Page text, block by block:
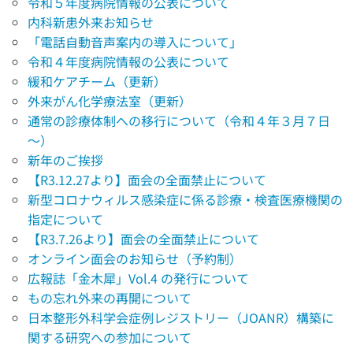
内科新患外来お知らせ
「電話自動音声案内の導入について」
令和４年度病院情報の公表について
緩和ケアチーム（更新）
外来がん化学療法室（更新）
通常の診療体制への移行について（令和４年３月７日
～）
新年のご挨拶
【R3.12.27より】面会の全面禁止について
新型コロナウィルス感染症に係る診療・検査医療機関の
指定について
【R3.7.26より】面会の全面禁止について
オンライン面会のお知らせ（予約制）
広報誌「金木犀」Vol.4 の発行について
もの忘れ外来の再開について
日本整形外科学会症例レジストリー（JOANR）構築に
関する研究への参加について